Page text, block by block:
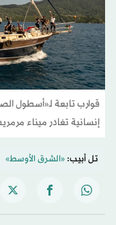
قوارب تابعة لـ«أسطول
إنسانية تغادر ميناء
تل أبيب:«الشرق الأوسط»